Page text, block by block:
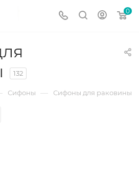
0
132
Сифоны — Сифоны для раковины